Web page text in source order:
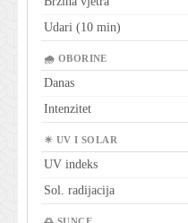
Udari (10 min)
🌧 OBORINE
Danas
Intenzitet
☀ UV I SOLAR
UV indeks
Sol. radijacija